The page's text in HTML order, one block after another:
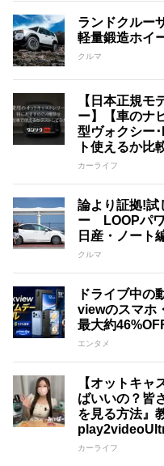
ランドクルー
軽量鍛造ホイ
クルマ
【日本正規モ
ー】【車のナ
型ヴォクシー
ト使えるか比
カーライフ
論より証拠!試
ー LOOPパワ
日産・ノート
クルマ
ドライブ中の
viewのスマホ
最大約
エンタメ
【オットキャ
ばいいの？皆
を見る方法』
カーライフ